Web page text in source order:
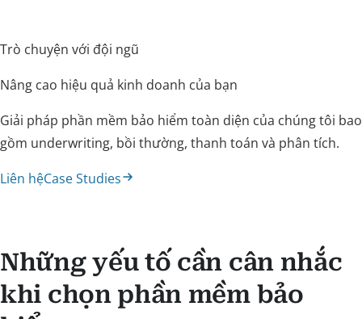
Trò chuyện với đội ngũ
Nâng cao hiệu quả kinh doanh của bạn
Giải pháp phần mềm bảo hiểm toàn diện của chúng tôi bao
gồm underwriting, bồi thường, thanh toán và phân tích.
Liên hệCase Studies
Những yếu tố cần cân nhắc
khi chọn phần mềm bảo